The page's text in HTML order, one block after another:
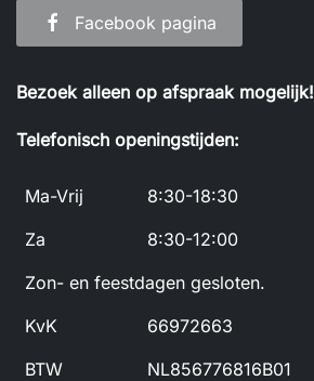
Facebook pagina
Bezoek alleen op afspraak mogelijk!
Telefonisch openingstijden:
Ma-Vrij
8:30-18:30
Za
8:30-12:00
Zon- en feestdagen gesloten.
KvK
66972663
BTW
NL856776816B01